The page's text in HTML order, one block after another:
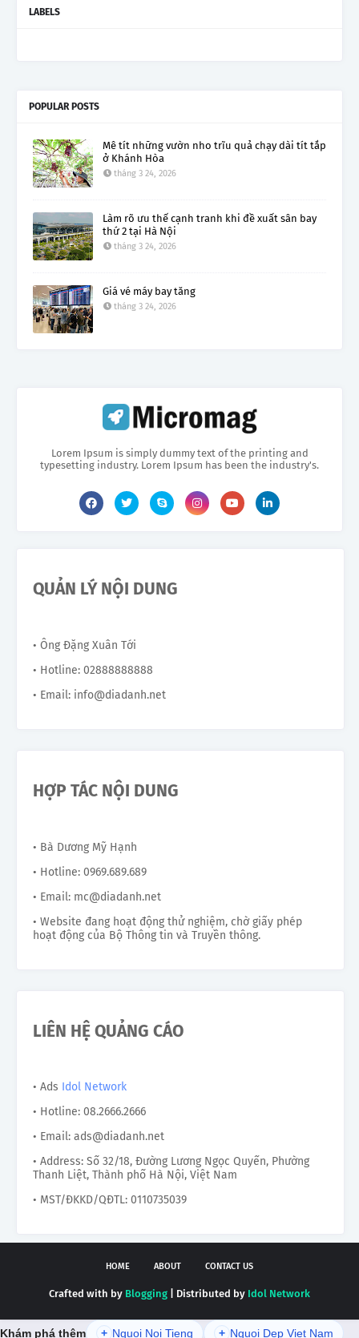
LABELS
POPULAR POSTS
Mê tít những vườn nho trĩu quả chạy dài tít tắp
ở Khánh Hòa
tháng 3 24, 2026
Làm rõ ưu thế cạnh tranh khi đề xuất sân bay
thứ 2 tại Hà Nội
tháng 3 24, 2026
Giá vé máy bay tăng
tháng 3 24, 2026
Lorem Ipsum is simply dummy text of the printing and
typesetting industry. Lorem Ipsum has been the industry's.
QUẢN LÝ NỘI DUNG
• Ông Đặng Xuân Tới
• Hotline: 02888888888
• Email: info@diadanh.net
HỢP TÁC NỘI DUNG
• Bà Dương Mỹ Hạnh
• Hotline: 0969.689.689
• Email: mc@diadanh.net
• Website đang hoạt động thử nghiệm, chờ giấy phép
hoạt động của Bộ Thông tin và Truyền thông.
LIÊN HỆ QUẢNG CÁO
• Ads Idol Network
• Hotline: 08.2666.2666
• Email: ads@diadanh.net
• Address: Số 32/18, Đường Lương Ngọc Quyến, Phường
Thanh Liệt, Thành phố Hà Nội, Việt Nam
• MST/ĐKKD/QĐTL: 0110735039
HOME ABOUT CONTACT US
Crafted with by Blogging | Distributed by Idol Network
Khám phá thêm + Nguoi Noi Tieng + Nguoi Dep Viet Nam